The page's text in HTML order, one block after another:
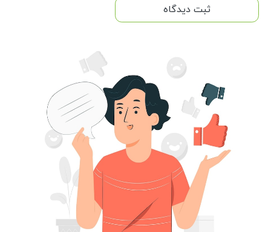
ثبت دیدگاه